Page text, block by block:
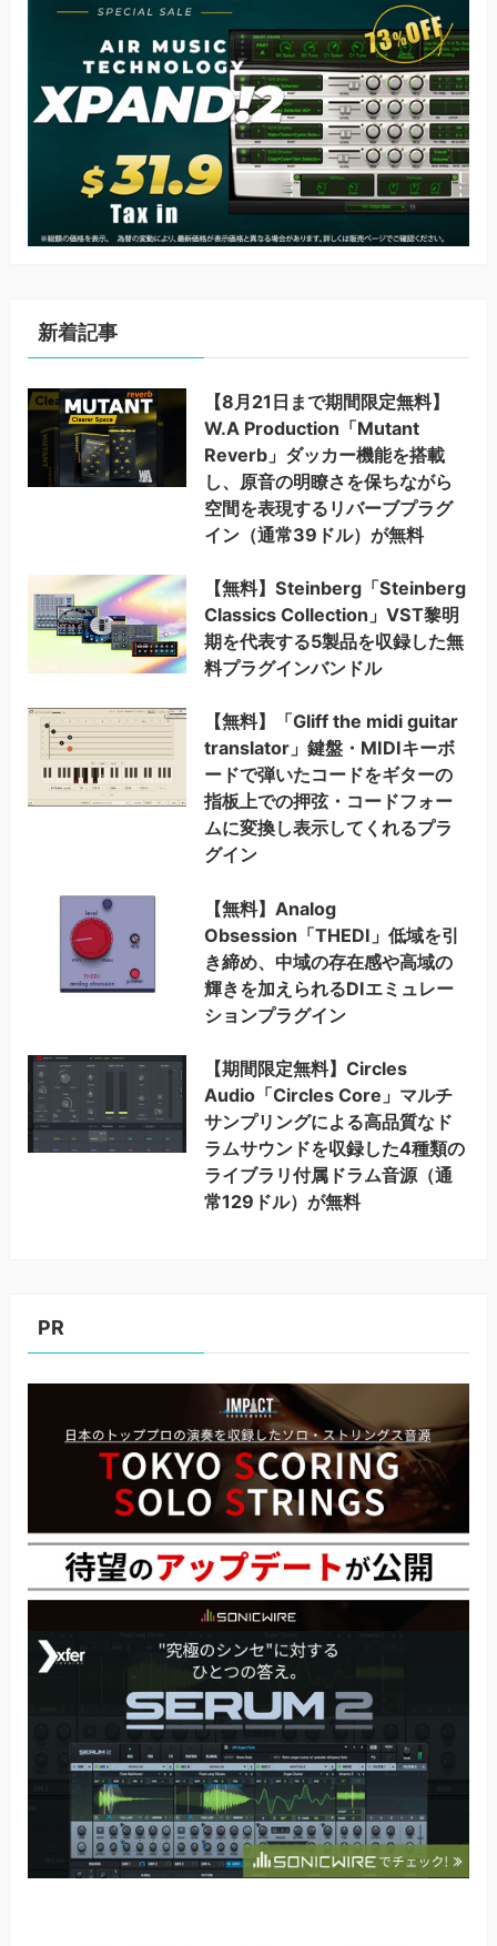
新着記事
【8月21日まで期間限定無料】
W.A Production「Mutant
Reverb」ダッカー機能を搭載
し、原音の明瞭さを保ちながら
空間を表現するリバーブプラグ
イン（通常39ドル）が無料
【無料】Steinberg「Steinberg
Classics Collection」VST黎明
期を代表する5製品を収録した無
料プラグインバンドル
【無料】「Gliff the midi guitar
translator」鍵盤・MIDIキーボ
ードで弾いたコードをギターの
指板上での押弦・コードフォー
ムに変換し表示してくれるプラ
グイン
【無料】Analog
Obsession「THEDI」低域を引
き締め、中域の存在感や高域の
輝きを加えられるDIエミュレー
ションプラグイン
【期間限定無料】Circles
Audio「Circles Core」マルチ
サンプリングによる高品質なド
ラムサウンドを収録した4種類の
ライブラリ付属ドラム音源（通
常129ドル）が無料
PR